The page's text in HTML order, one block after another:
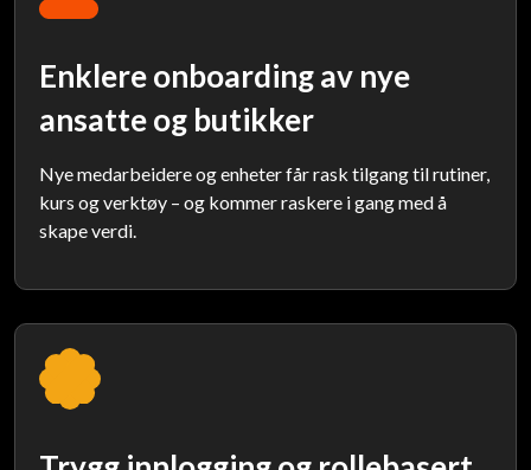
Enklere onboarding av nye
ansatte og butikker
Nye medarbeidere og enheter får rask tilgang til rutiner,
kurs og verktøy – og kommer raskere i gang med å
skape verdi.